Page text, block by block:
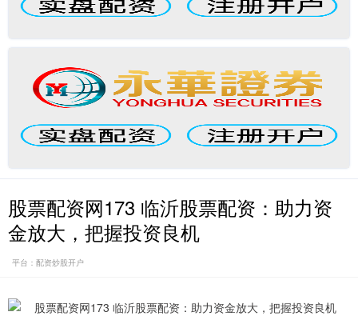
股票配资网173 临沂股票配资：助力资
金放大，把握投资良机
平台：配资炒股开户